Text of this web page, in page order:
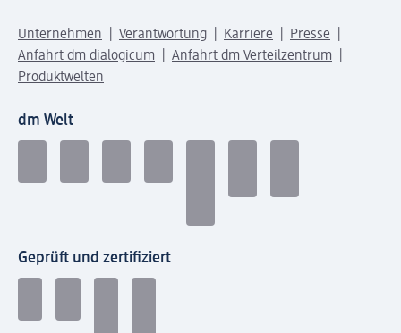
Unternehmen Verantwortung Karriere
Presse
Anfahrt dm dialogicum
Anfahrt dm Verteilzentrum
Produktwelten
dm Welt
Geprüft und zertifiziert